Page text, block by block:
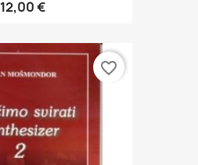
12,00 €
favorite_border